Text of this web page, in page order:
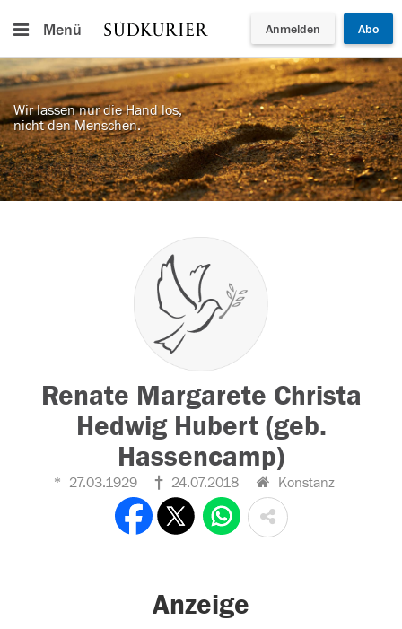
Menü Anmelden Abo
Wir lassen nur die Hand los,
nicht den Menschen.
Renate Margarete Christa
Hedwig Hubert (geb.
Hassencamp)
27.03.1929 24.07.2018 Konstanz
Anzeige